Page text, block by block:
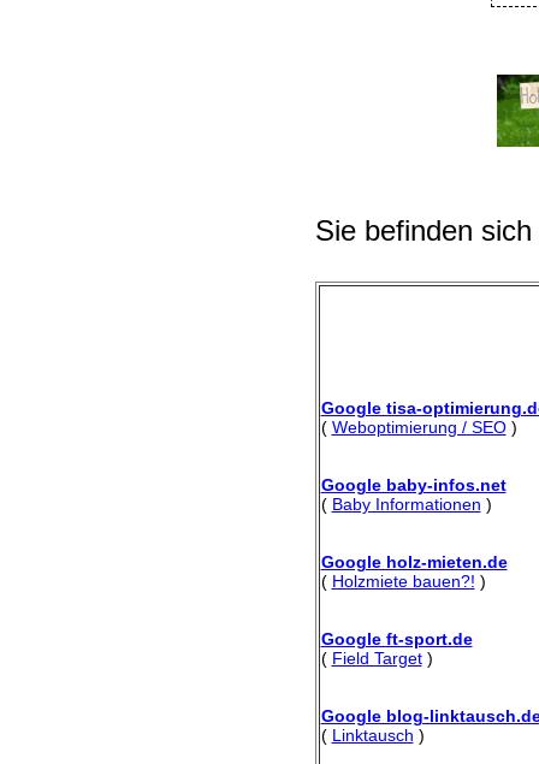
Sie befinden
Google tisa-
( Weboptimierung / SEO)
Google baby-infos.net
( Baby Informationen )
Google holz-mieten.de
( Holzmiete bauen?! )
Google ft-sport.de
( Field Target)
Google blog-
( Linktausch )